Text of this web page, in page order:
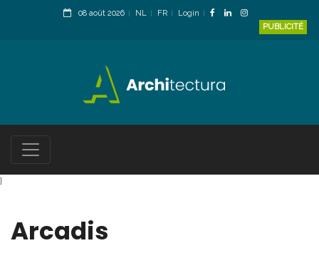
08 août 2026 NL FR
Login
PUBLICITÉ
}
Arcadis